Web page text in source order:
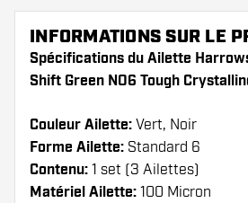
INFORMATIONS SUR LE
Spécifications du Ailette
Shift Green NO6 Tough
Couleur Ailette: Vert, Noir
Forme Ailette: Standard 6
Contenu: 1 set (3 Ailettes)
Matériel Ailette: 100 Micron